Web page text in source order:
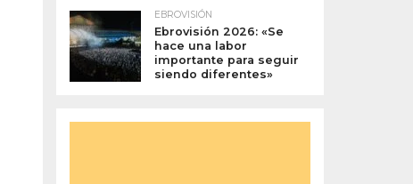
EBROVISIÓN
Ebrovisión 2026: «Se
hace una labor
importante para seguir
siendo diferentes»